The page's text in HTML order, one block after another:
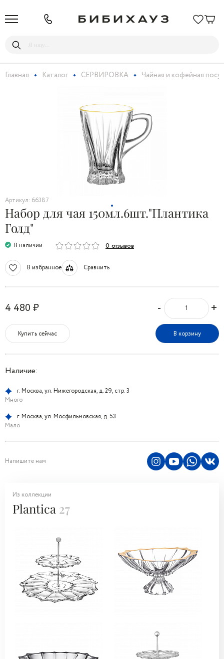
Главная Каталог СЕРВИРОВКА Чайная и кофейная
Артикул: 66387
Набор для чая 150мл.6шт."Плантика
Голд"
В наличии 0 отзывов
В избранное Сравнить
4 480 ₽ - +
Купить сейчас В корзину
Наличие:
г. Москва, ул. Нижегородская, д. 29, стр. 3
Много
г. Москва, ул. Мосфильмовская, д. 53
Мало
Напишите нам
Из коллекции
Plantica 27